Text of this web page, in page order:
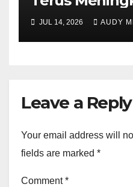
Purwantoro
Peserta Didik
JUL 14, 2026 AUDY
Leave a Reply
Your email address will
fields are marked *
Comment*